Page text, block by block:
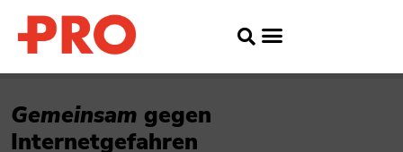
Gemeinsam gegen
Internetgefahren